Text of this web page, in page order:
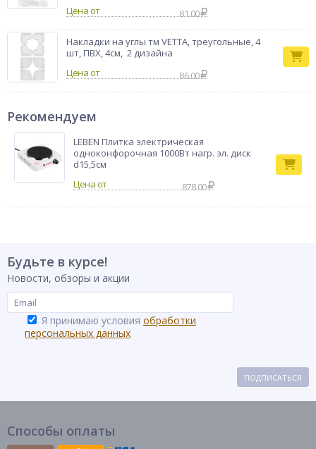
Цена от
81.00
Накладки на углы тм VETTA, треугольные, 4
шт, ПВХ, 4см, 2 дизайна
Цена от
86.00
Рекомендуем
LEBEN Плитка электрическая
одноконфорочная 1000Вт нагр. эл. диск
d15,5см
878.00
Будьте в курсе!
Новости, обзоры и акции
Я принимаю условия обработки
персональных данных
ПОДПИСАТЬСЯ
Способы оплаты